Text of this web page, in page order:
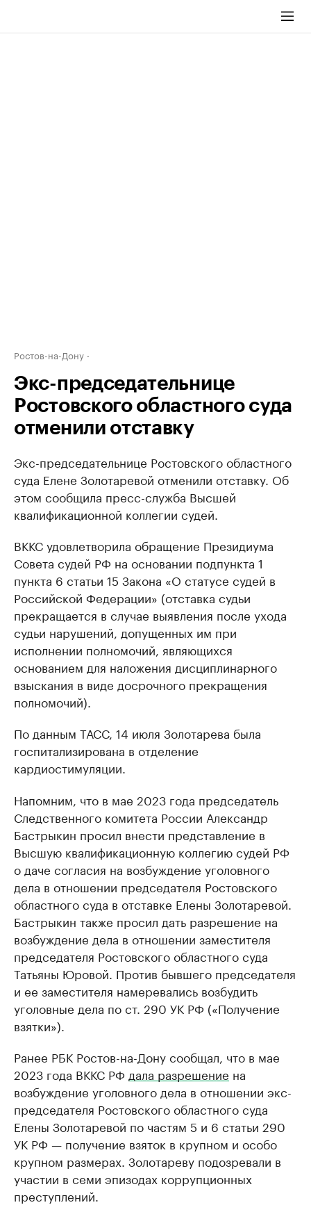
Ростов-на-Дону
Экс-председательнице
Ростовского областного суда
отменили отставку
Экс-председательнице Ростовского областного
суда Елене Золотаревой отменили отставку. Об
этом сообщила пресс-служба Высшей
квалификационной коллегии судей.
ВККС удовлетворила обращение Президиума
Совета судей РФ на основании подпункта 1
пункта 6 статьи 15 Закона «О статусе судей в
Российской Федерации» (отставка судьи
прекращается в случае выявления после ухода
судьи нарушений, допущенных им при
исполнении полномочий, являющихся
основанием для наложения дисциплинарного
взыскания в виде досрочного прекращения
полномочий).
По данным ТАСС, 14 июля Золотарева была
госпитализирована в отделение
кардиостимуляции.
Напомним, что в мае 2023 года председатель
Следственного комитета России Александр
Бастрыкин просил внести представление в
Высшую квалификационную коллегию судей РФ
о даче согласия на возбуждение уголовного
дела в отношении председателя Ростовского
областного суда в отставке Елены Золотаревой.
Бастрыкин также просил дать разрешение на
возбуждение дела в отношении заместителя
председателя Ростовского областного суда
Татьяны Юровой. Против бывшего председателя
и ее заместителя намеревались возбудить
уголовные дела по ст. 290 УК РФ («Получение
взятки»).
Ранее РБК Ростов-на-Дону сообщал, что в мае
2023 года ВККС РФ дала разрешение на
возбуждение уголовного дела в отношении экс-
председателя Ростовского областного суда
Елены Золотаревой по частям 5 и 6 статьи 290
УК РФ — получение взяток в крупном и особо
крупном размерах. Золотареву подозревали в
участии в семи эпизодах коррупционных
преступлений.